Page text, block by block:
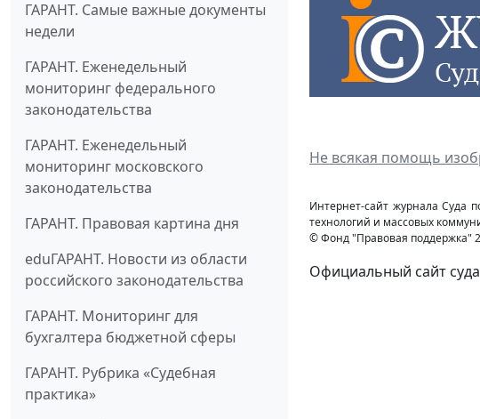
ГАРАНТ. Самые важные документы
недели
ГАРАНТ. Еженедельный
мониторинг федерального
законодательства
ГАРАНТ. Еженедельный
мониторинг московского
законодательства
ГАРАНТ. Правовая картина дня
eduГАРАНТ. Новости из области
российского законодательства
ГАРАНТ. Мониторинг для
бухгалтера бюджетной сферы
ГАРАНТ. Рубрика «Судебная
практика»
Не всякая помощь
Интернет-сайт журнала Суда
технологий и массовых
© Фонд "Правовая поддержка"
Официальный сайт